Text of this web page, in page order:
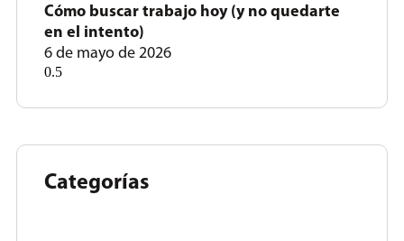
Cómo buscar trabajo hoy (y no quedarte
en el intento)
6 de mayo de 2026
Categorías